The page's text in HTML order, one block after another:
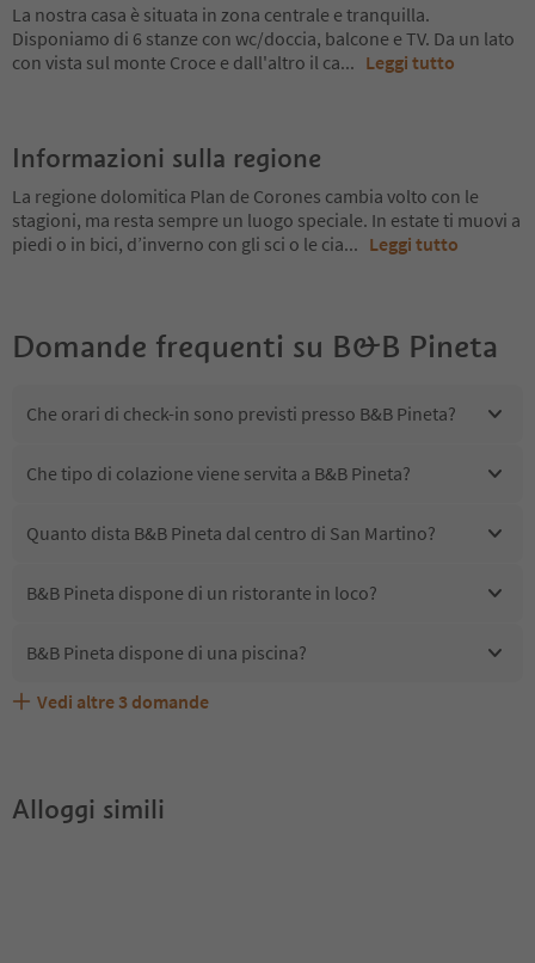
La nostra casa è situata in zona centrale e tranquilla.
Disponiamo di 6 stanze con wc/doccia, balcone e TV. Da un lato
con vista sul monte Croce e dall'altro il ca... Leggi tutto
Informazioni sulla regione
La regione dolomitica Plan de Corones cambia volto con le
stagioni, ma resta sempre un luogo speciale. In estate ti muovi a
piedi o in bici, d’inverno con gli sci o le cia... Leggi tutto
Domande frequenti su B&B Pineta
Che orari di check-in sono previsti presso B&B Pineta?
Che tipo di colazione viene servita a B&B Pineta?
Quanto dista B&B Pineta dal centro di San Martino?
B&B Pineta dispone di un ristorante in loco?
B&B Pineta dispone di una piscina?
B&B Pineta accetta animali domestici?
Quali servizi/attività sono disponibili presso B&B Pineta?
Gli ospiti di B&B Pineta ricevono l'Alto Adige Guest Pass?
Vedi altre 3 domande
Alloggi simili